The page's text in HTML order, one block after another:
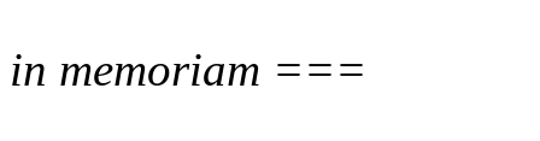
in memoriam ===